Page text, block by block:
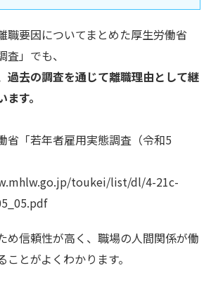
職要因についてまとめた厚生労働省
査」でも、
過去の調査を通じて離職理由として継
す。
省「若年者雇用実態調査（令和5
toukei/list/dl/4-21c-
め信頼性が高く、職場の人間関係が働
とがよくわかります。